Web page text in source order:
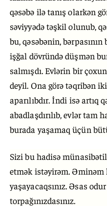
qəsəbə ilə tanış olarkən
səviyyədə təşkil olunub,
bu, qəsəbənin,
işğal dövründə düşmən
salmışdı. Evlərin bir
deyil. Ona görə təqribən
aparılıbdır. İndi isə artıq
abadlaşdırılıb, evlər tam
burada yaşamaq üçün
Sizi bu hadisə
etmək istəyirəm. Əminəm
yaşayacaqsınız. Əsas
torpağınızdasınız.